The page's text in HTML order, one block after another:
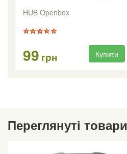
HUB Openbox
99 грн Купити
Переглянуті товари